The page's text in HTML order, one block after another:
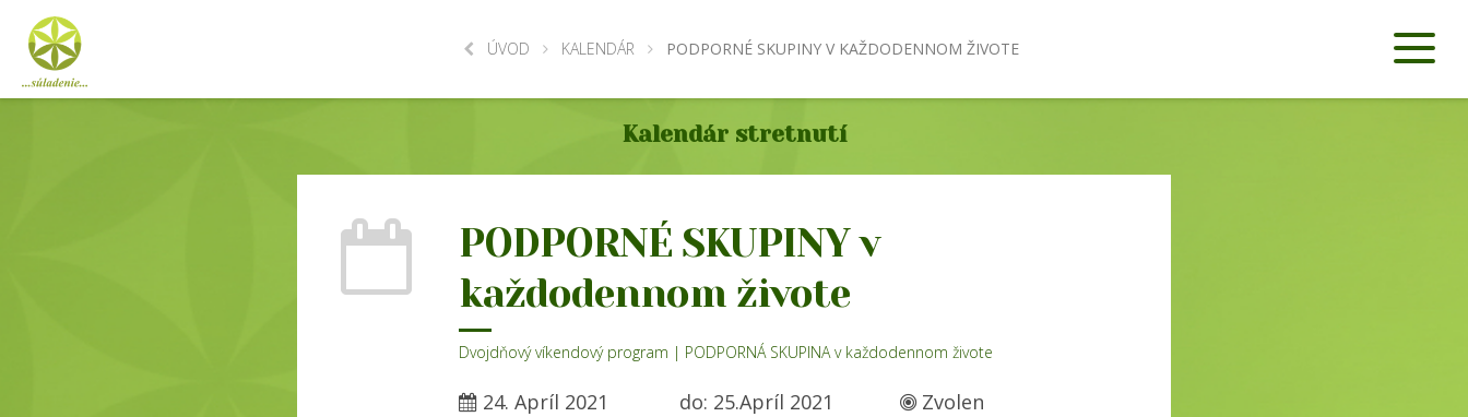
ÚVOD KALENDÁR PODPORNÉ SKUPINY V KAŽDODENNOM ŽIVOTE
Kalendár stretnutí
PODPORNÉ SKUPINY v
každodennom živote
Dvojdňový víkendový program | PODPORNÁ SKUPINA v každodennom živote
24. Apríl 2021 do: 25.Apríl 2021 Zvolen